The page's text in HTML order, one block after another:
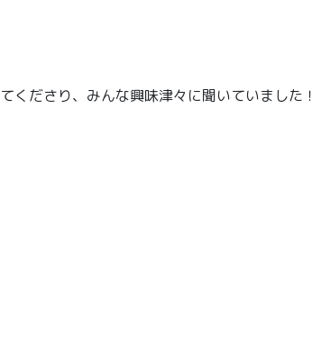
くださり、みんな興味津々に聞いていました！